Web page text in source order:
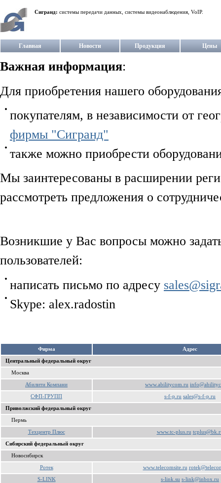
Сигранд: системы передачи данных, системы видеонаблюдения, VoIP.
Главная Новости Продукция Цены
Важная информация:
Для приобретения нашего
покупателям, в независимости от
фирмы "Сигранд"
также можно приобрести
Мы заинтересованы в расширении
рассмотреть предложения о
Возникшие у Вас вопросы можно
пользователей:
написать письмо по адресу
Skype: alex.radostin
Фирма Aдрес
Центральный федеральный округ
Москва
Абилити Компани www.abilitycom.ru
СФП-ГРУПП s-f-p.ru sales@s-f-p.ru
Приволжский федеральный округ
Пермь
Техцентр Плюс www.tc-plus.ru
Сибирский федеральный округ
Новосибирск
Ротек www.telecomsite.ru
S-LINK s-link.su s-link@inbox.ru